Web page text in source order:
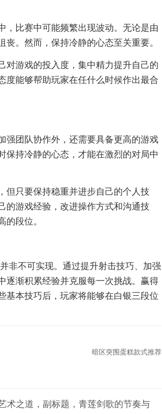
，比赛中可能频繁出现波动。无论是由
。然而，保持冷静的心态至关重要。
对游戏的投入度，集中精力提升自己的
度能够帮助玩家在任什么时候作出最合
强团队协作外，还需要具备更高的游戏
保持冷静的心态，才能在激烈的对局中
但只要保持稳重并进步自己的个人技
的游戏经验，改进操作方式和沟通技
段位。
非不可实现。通过提升射击技巧、加强
逐渐积累经验并克服每一次挑战。赢得
基本技巧后，玩家将能够在白银三段位
暗区突围蛋糕款式推荐
术之道，副标题，青莲剑歌的节奏与